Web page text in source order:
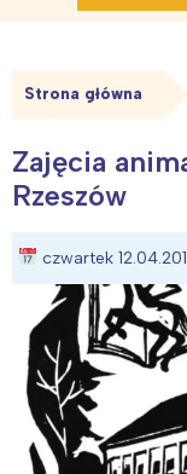
Strona główna
Zajęcia
Rzeszów
czwartek